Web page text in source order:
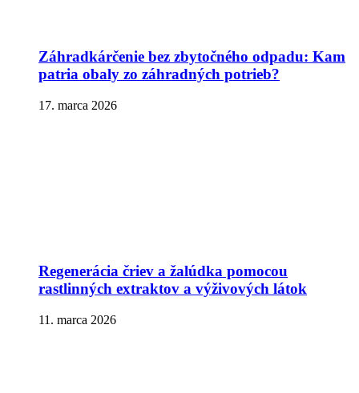
Záhradkárčenie bez zbytočného odpadu: Kam
patria obaly zo záhradných potrieb?
17. marca 2026
Regenerácia čriev a žalúdka pomocou
rastlinných extraktov a výživových látok
11. marca 2026